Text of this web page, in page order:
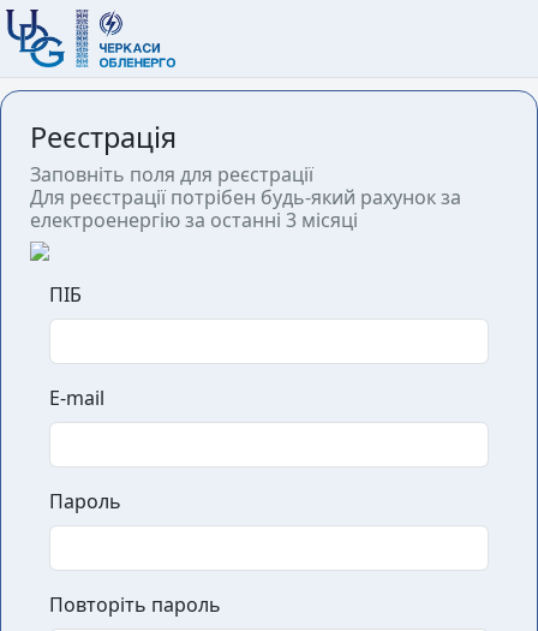
Реєстрація
Заповніть поля для реєстрації
Для реєстрації потрібен будь-який рахунок за
електроенергію за останні 3 місяці
ПІБ
E-mail
Пароль
Повторіть пароль